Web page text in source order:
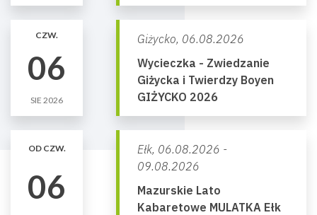
CZW.
06
SIE 2026
Giżycko, 06.08.2026
Wycieczka - Zwiedzanie
Giżycka i Twierdzy Boyen
GIŻYCKO 2026
OD CZW.
06
Ełk, 06.08.2026 -
09.08.2026
Mazurskie Lato
Kabaretowe MULATKA Ełk